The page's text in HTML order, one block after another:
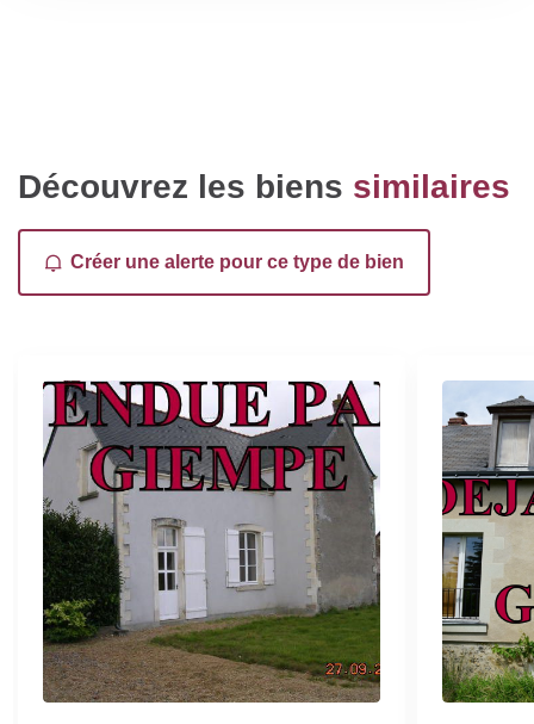
Découvrez les biens similaires
Créer une alerte pour ce type de bien